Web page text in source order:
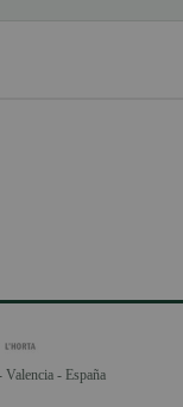
- España